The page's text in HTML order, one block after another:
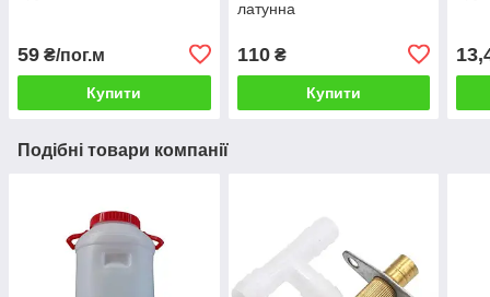
59 ₴/пог.м
Купити
латунна
110₴
Купити
Подібні товари компанії